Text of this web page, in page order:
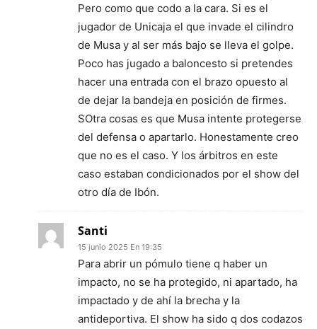
Pero como que codo a la cara. Si es el
jugador de Unicaja el que invade el cilindro
de Musa y al ser más bajo se lleva el golpe.
Poco has jugado a baloncesto si pretendes
hacer una entrada con el brazo opuesto al
de dejar la bandeja en posición de firmes.
SOtra cosas es que Musa intente protegerse
del defensa o apartarlo. Honestamente creo
que no es el caso. Y los árbitros en este
caso estaban condicionados por el show del
otro día de Ibón.
Santi
15 junio 2025 En 19:35
Para abrir un pómulo tiene q haber un
impacto, no se ha protegido, ni apartado, ha
impactado y de ahí la brecha y la
antideportiva. El show ha sido q dos codazos